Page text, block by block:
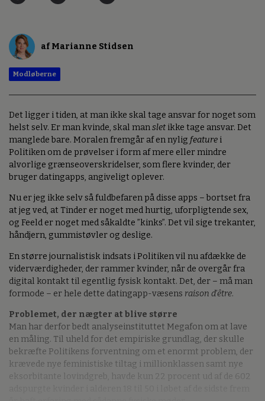
af Marianne Stidsen
Modløberne
Det ligger i tiden, at man ikke skal tage ansvar for noget som
helst selv. Er man kvinde, skal manslet ikke tage ansvar. Det
manglede bare. Moralen fremgår af en nylig feature i
Politiken om de prøvelser i form af mere eller mindre
alvorlige grænseoverskridelser, som flere kvinder, der
bruger datingapps, angiveligt oplever.
Nu er jeg ikke selv så fuldbefaren på disse apps – bortset fra
at jeg ved, at Tinder er noget med hurtig, uforpligtende sex,
og Feeld er noget med såkaldte ”kinks”. Det vil sige trekanter,
håndjern, gummistøvler og deslige.
En større journalistisk indsats i Politiken vil nu afdække de
viderværdigheder, der rammer kvinder, når de overgår fra
digital kontakt til egentlig fysisk kontakt. Det, der – må man
formode – er hele dette datingapp-væsens raison d'être.
Problemet, der nægter at blive større
Man har derfor bedt analyseinstituttet Megafon om at lave
en måling. Til uheld for det empiriske grundlag, der skulle
bekræfte Politikens forventning om et enormt problem, der
krævede nye feministiske tiltag i millionklassen samt nye
eksorbitante lovindgreb, havde kun 22 procent ud af de 602